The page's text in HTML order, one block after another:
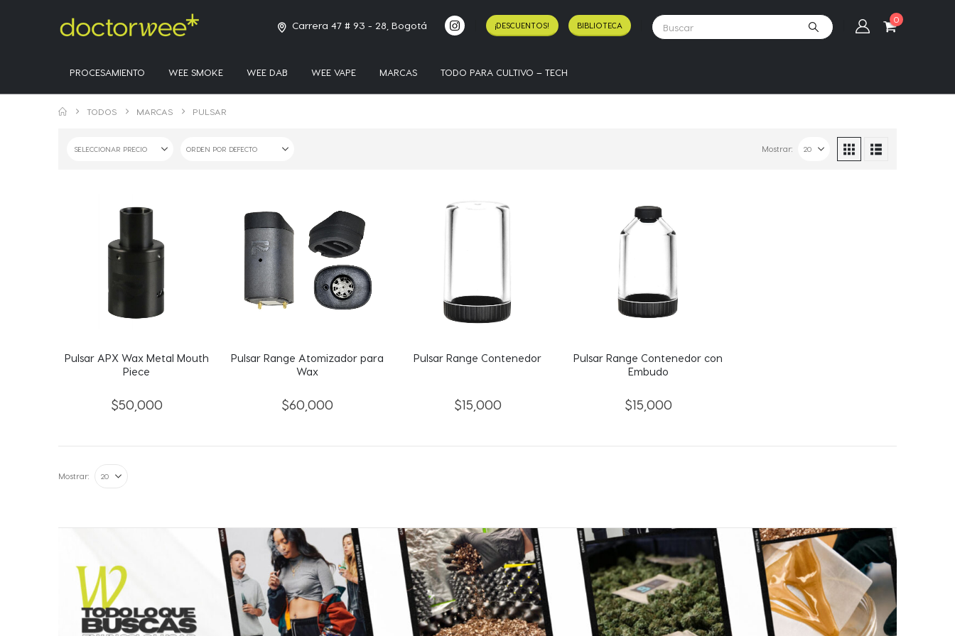
Carrera 47 # 93 - 28, Bogotá ¡DESCUENTOS! BIBLIOTECA
0
PROCESAMIENTO WEE SMOKE WEE DAB WEE VAPE MARCAS TODO PARA CULTIVO – TECH
TODOS MARCAS PULSAR
SELECCIONAR PRECIO Mostrar:
Pulsar APX Wax Metal Mouth
Piece
$50,000
Pulsar Range Atomizador para
Wax
$60,000
Pulsar Range Contenedor
$15,000
Pulsar Range Contenedor con
Embudo
$15,000
Mostrar: